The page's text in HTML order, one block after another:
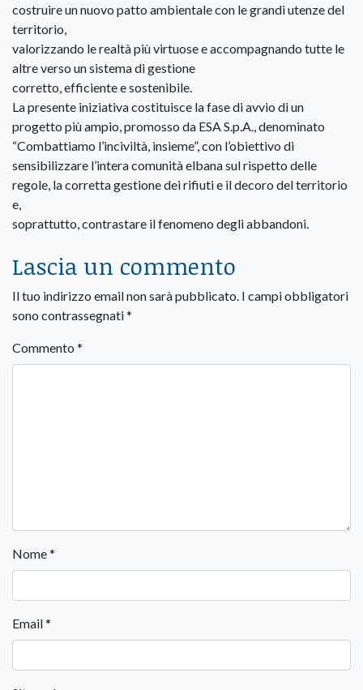
costruire un nuovo patto ambientale con le grandi utenze del
territorio,
valorizzando le realtà più virtuose e accompagnando tutte le
altre verso un sistema di gestione
corretto, efficiente e sostenibile.
La presente iniziativa costituisce la fase di avvio di un
progetto più ampio, promosso da ESA S.p.A., denominato
“Combattiamo l’inciviltà, insieme”, con l’obiettivo di
sensibilizzare l’intera comunità elbana sul rispetto delle
regole, la corretta gestione dei rifiuti e il decoro del territorio
e,
soprattutto, contrastare il fenomeno degli abbandoni.
Lascia un commento
Il tuo indirizzo email non sarà pubblicato. I campi obbligatori
sono contrassegnati*
Commento *
Nome*
Email*